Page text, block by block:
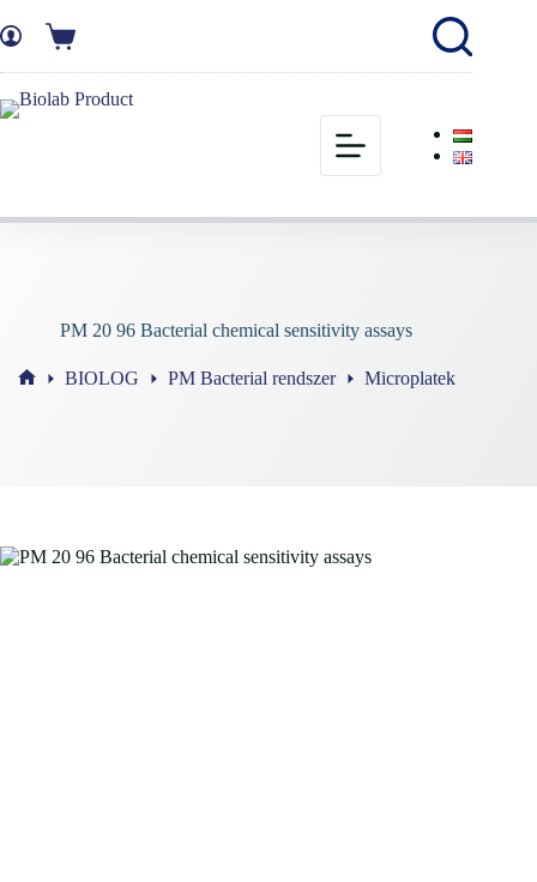
PM 20 96 Bacterial chemical sensitivity assays
BIOLOG PM Bacterial rendszer Microplatek